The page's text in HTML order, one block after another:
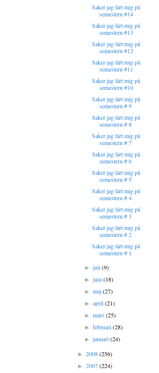
Saker jag lärt mig på
semestern #14
Saker jag lärt mig på
semestern #13
Saker jag lärt mig på
semestern #12
Saker jag lärt mig på
semestern #11
Saker jag lärt mig på
semestern #10
Saker jag lärt mig på
semestern # 9
Saker jag lärt mig på
semestern # 8
Saker jag lärt mig på
semestern # 7
Saker jag lärt mig på
semestern # 6
Saker jag lärt mig på
semestern # 5
Saker jag lärt mig på
semestern # 4
Saker jag lärt mig på
semestern # 3
Saker jag lärt mig på
semestern # 2
Saker jag lärt mig på
semestern # 1
►juli(9)
►juni(18)
►maj(27)
►april(21)
►mars(25)
►februari(28)
►januari(24)
► 2008(256)
► 2007(224)